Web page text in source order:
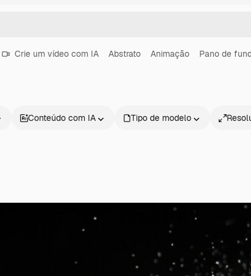
Crie um vídeo com IA Abstrato Animação Pano de
Conteúdo com IA Tipo de modelo
Produtos Começar